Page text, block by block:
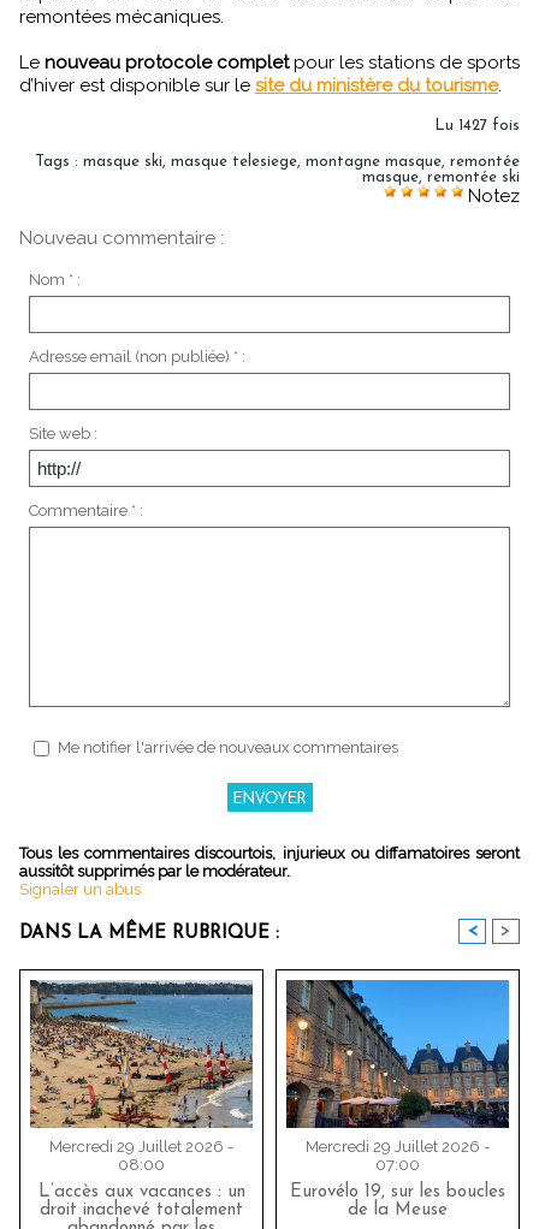
remontées mécaniques.
Le nouveau protocole completpour les stations de sports
d’hiver est disponible sur le site du ministère du tourisme.
Lu 1427 fois
Tags : masque ski masque telesiege montagne masque remontée
masque remontée ski
Notez
Nouveau commentaire :
Nom * :
Adresse email (non publiée) * :
Site web :
Commentaire * :
Me notifier l'arrivée de nouveaux commentaires
Tous les commentaires discourtois, injurieux ou diffamatoires seront
aussitôt supprimés par le modérateur.
Signaler un abus
DANS LA MÊME RUBRIQUE : < >
Mercredi 29 Juillet 2026 -
08:00
L’accès aux vacances : un
droit inachevé totalement
Mercredi 29 Juillet 2026 -
07:00
Eurovélo 19, sur les boucles
de la Meuse